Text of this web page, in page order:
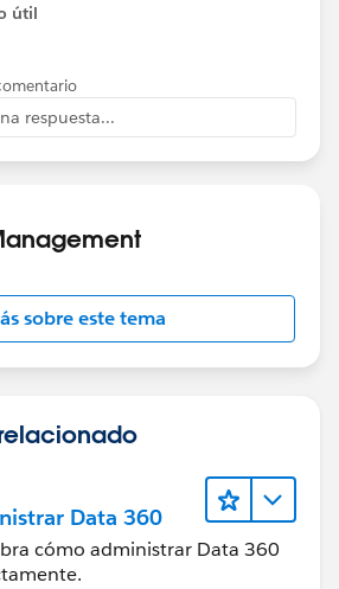
útil
respuesta...
sobre este tema
Data 360
cómo administrar Data 360